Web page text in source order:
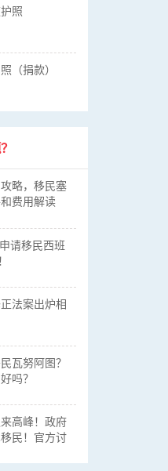
照
（捐款）
略，移民塞
费用解读
请移民西班
法案出炉相
瓦努阿图？
吗？
高峰！政府
民！官方讨